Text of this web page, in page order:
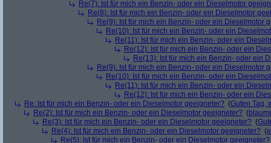
Re(7): Ist für mich ein Benzin- oder ein Dieselmotor
Re(8): Ist für mich ein Benzin- oder ein Dieselmotor
Re(9): Ist für mich ein Benzin- oder ein Dieselmotor
Re(10): Ist für mich ein Benzin- oder ein
Re(11): Ist für mich ein Benzin- oder ein
Re(12): Ist für mich ein Benzin- oder ein
Re(13): Ist für mich ein Benzin- oder ein
Re(9): Ist für mich ein Benzin- oder ein Dieselmotor
Re(10): Ist für mich ein Benzin- oder ein
Re(11): Ist für mich ein Benzin- oder ein
Re(12): Ist für mich ein Benzin- oder ein
Re: Ist für mich ein Benzin- oder ein Dieselmotor geeigneter? (Guten Tag,
Re(2): Ist für mich ein Benzin- oder ein Dieselmotor geeigneter? (
Re(3): Ist für mich ein Benzin- oder ein Dieselmotor geeigneter? (
Re(4): Ist für mich ein Benzin- oder ein Dieselmotor geeigneter? (
Re(5): Ist für mich ein Benzin- oder ein Dieselmotor geeigneter?